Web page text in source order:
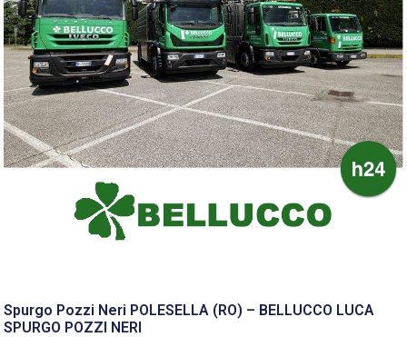
Spurgo Pozzi Neri POLESELLA (RO) – BELLUCCO LUCA
SPURGO POZZI NERI